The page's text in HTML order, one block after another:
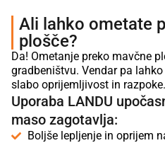
Ali lahko ometate
plošče?
Da! Ometanje preko mavčne
gradbeništvu. Vendar pa
slabo oprijemljivost in razpoke.
Uporaba LANDU
maso zagotavlja:
Boljše lepljenje in oprijem